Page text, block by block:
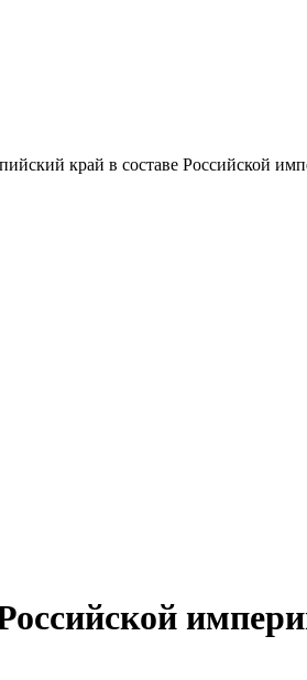
край в составе Российской